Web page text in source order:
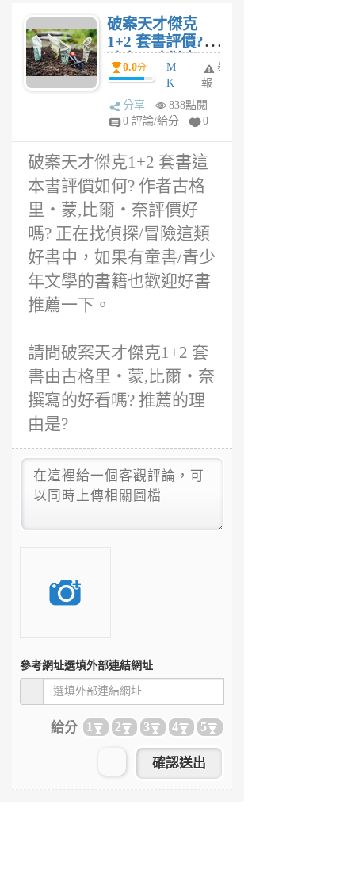
破案天才傑克
1+2 套書評價?
破案天才傑克
1+2 套書適合幾
歲小朋友閱讀
呢?
0.0分
M
K
6
年
舉
報
分享
838點閱
0 評論/給分
0
破案天才傑克1+2 套書這
本書評價如何? 作者古格
里‧蒙,比爾‧奈評價好
嗎? 正在找偵探/冒險這類
好書中，如果有童書/青少
年文學的書籍也歡迎好書
推薦一下。
請問破案天才傑克1+2 套
書由古格里‧蒙,比爾‧奈
撰寫的好看嗎? 推薦的理
由是?
參考網址選填外部連結網址
給分 1 2 3 4 5